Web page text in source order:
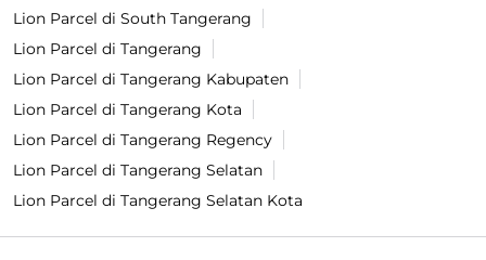
Lion Parcel di South Tangerang
Lion Parcel di Tangerang
Lion Parcel di Tangerang Kabupaten
Lion Parcel di Tangerang Kota
Lion Parcel di Tangerang Regency
Lion Parcel di Tangerang Selatan
Lion Parcel di Tangerang Selatan Kota